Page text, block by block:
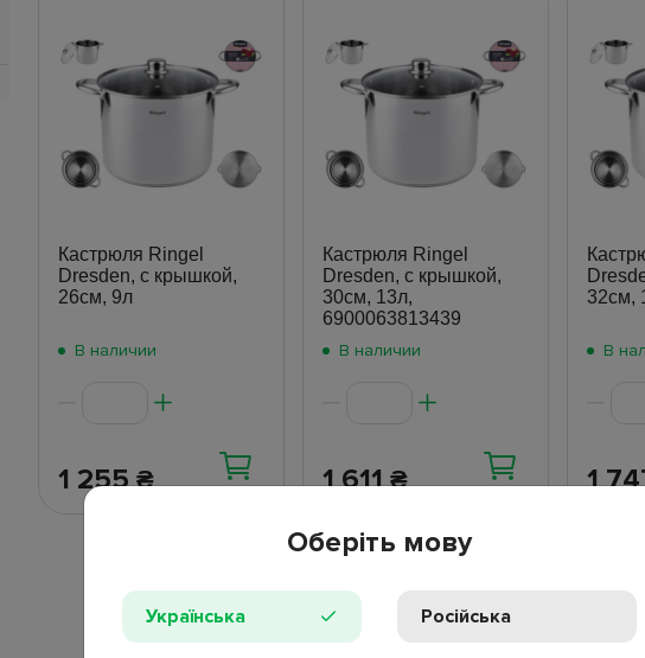
Кастрюля Ringel
Dresden, с крышкой,
26см, 9л
В наличии
1 255₴
Кастрюля Ringel
Dresden, с крышкой,
30см, 13л,
6900063813439
В наличии
1 611₴
32см,
В
1
ХИТЫ ПРОДАЖ
Оберіть мову
Українська Російська